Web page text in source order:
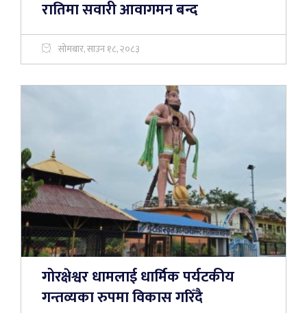
रातिमा सवारी आवागमन बन्द
सोमबार, साउन १८, २०८३
गोरक्षेश्वर धामलाई धार्मिक पर्यटकीय
गन्तव्यका रुपमा विकास गरिँदै